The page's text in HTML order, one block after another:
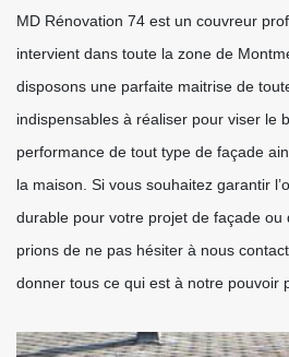
MD Rénovation 74 est un couvreur
intervient dans toute la zone de
disposons une parfaite maitrise de
indispensables à réaliser pour viser le
performance de tout type de façade
la maison. Si vous souhaitez garantir
durable pour votre projet de façade ou
prions de ne pas hésiter à nous
donner tous ce qui est à notre pouvoir